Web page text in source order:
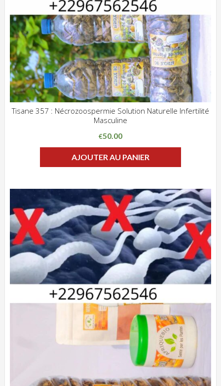
Tisane 357 : Nécrozoospermie Solution Naturelle Infertilité
Masculine
€50.00
AJOUTER AU PANIER